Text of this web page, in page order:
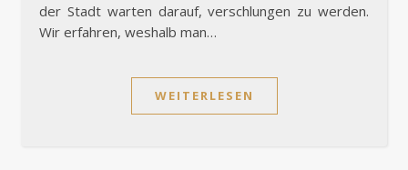
der Stadt warten darauf, verschlungen zu werden.
Wir erfahren, weshalb man…
WEITERLESEN